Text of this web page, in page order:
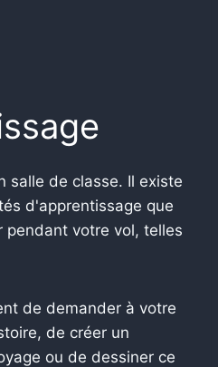
salle de classe. Il existe
d'apprentissage que
pendant votre vol, telles
de demander à votre
de créer un
ou de dessiner ce